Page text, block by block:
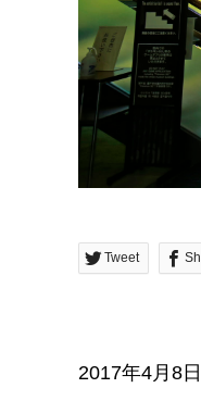
Tweet
2017年4月8